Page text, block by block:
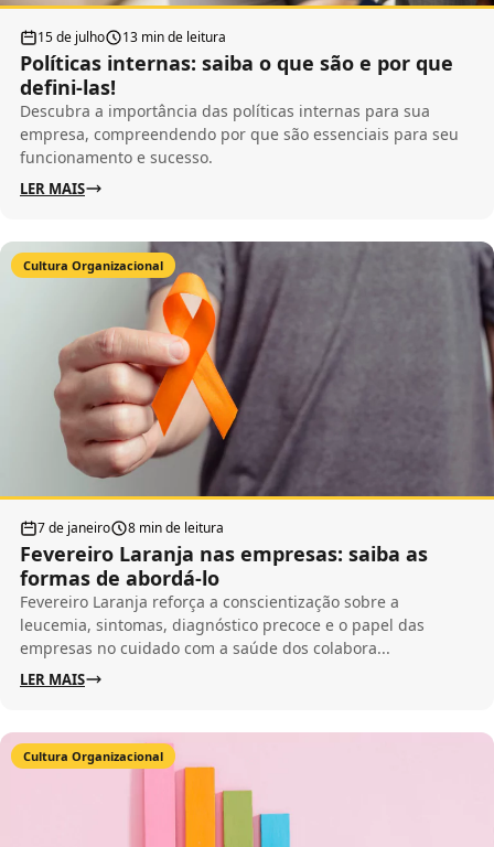
15 de julho 13 min de leitura
Políticas internas: saiba o que são e por que
defini-las!
Descubra a importância das políticas internas para sua
empresa, compreendendo por que são essenciais para seu
funcionamento e sucesso.
LER MAIS
Cultura Organizacional
7 de janeiro 8 min de leitura
Fevereiro Laranja nas empresas: saiba as
formas de abordá-lo
Fevereiro Laranja reforça a conscientização sobre a
leucemia, sintomas, diagnóstico precoce e o papel das
empresas no cuidado com a saúde dos colabora...
LER MAIS
Cultura Organizacional